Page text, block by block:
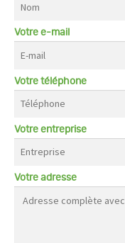
Votre e-mail
Votre téléphone
Votre entreprise
Votre adresse